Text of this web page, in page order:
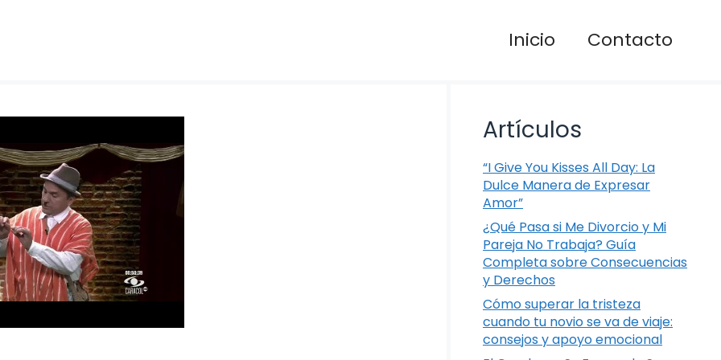
Inicio Contacto
Artículos
“I Give You Kisses All Day: La
Dulce Manera de Expresar
Amor”
¿Qué Pasa si Me Divorcio y Mi
Pareja No Trabaja? Guía
Completa sobre Consecuencias
y Derechos
Cómo superar la tristeza
cuando tu novio se va de viaje:
consejos y apoyo emocional